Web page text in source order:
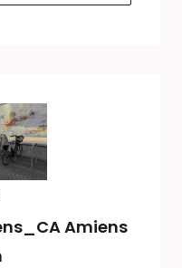
Amiens